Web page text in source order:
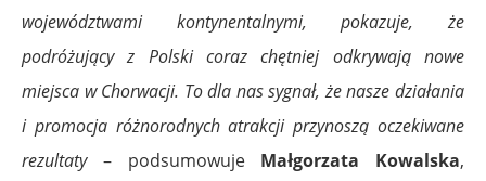
województwami kontynentalnymi, pokazuje, że
podróżujący z Polski coraz chętniej odkrywają nowe
miejsca w Chorwacji. To dla nas sygnał, że nasze działania
i promocja różnorodnych atrakcji przynoszą oczekiwane
rezultaty – podsumowuje Małgorzata Kowalska,